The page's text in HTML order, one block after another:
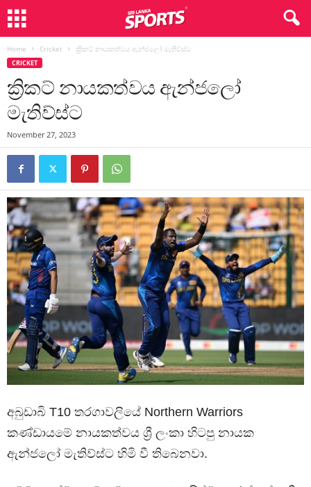
Home Cricket ක්‍රිකට් නායකත්වය ඇන්ජලෝ මැතිව්ස්ට
CRICKET
ක්‍රිකට් නායකත්වය ඇන්ජලෝ
මැතිව්ස්ට
November 27, 2023
අබුඩාබි T10 තරගාවලියේ Northern Warriors
කණ්ඩායමේ නායකත්වය ශ්‍රී ලංකා හිටපු නායක
ඇන්ජලෝ මැතිව්ස්ට හිමි වී තිබෙනවා.